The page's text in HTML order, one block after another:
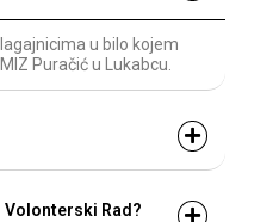
u bilo kojem
Puračić u Lukabcu.
Volonterski Rad?